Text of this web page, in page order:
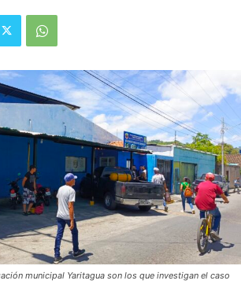
municipal Yaritagua son los que investigan el caso